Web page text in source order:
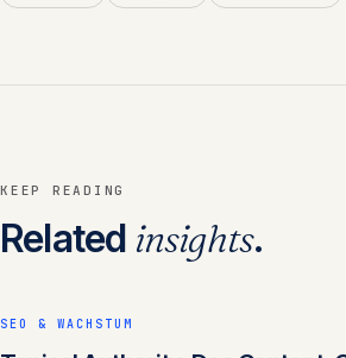
KEEP READING
Related insights.
SEO & WACHSTUM